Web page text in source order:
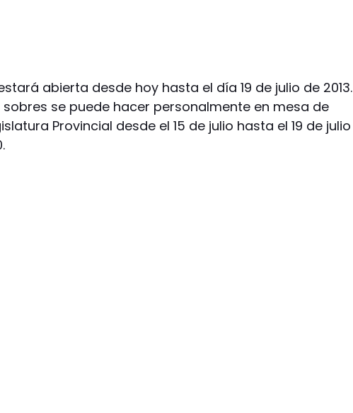
abierta desde hoy hasta el día 19 de julio de 2013.
sobres se puede hacer personalmente en mesa de
Provincial desde el 15 de julio hasta el 19 de julio